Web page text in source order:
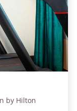
by Hilton